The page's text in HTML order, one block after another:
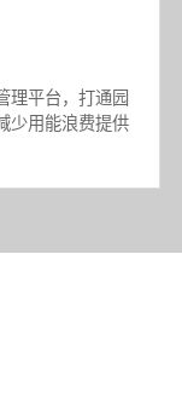
理平台，打通园
少用能浪费提供